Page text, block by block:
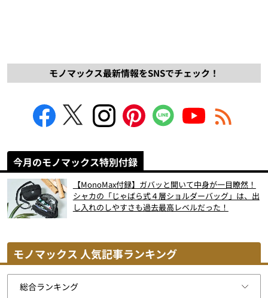
モノマックス最新情報をSNSでチェック！
今月のモノマックス特別付録
【MonoMax付録】ガバッと開いて中身が一目瞭然！
シャカの「じゃばら式４層ショルダーバッグ」は、出
し入れのしやすさも過去最高レベルだった！
モノマックス 人気記事ランキング